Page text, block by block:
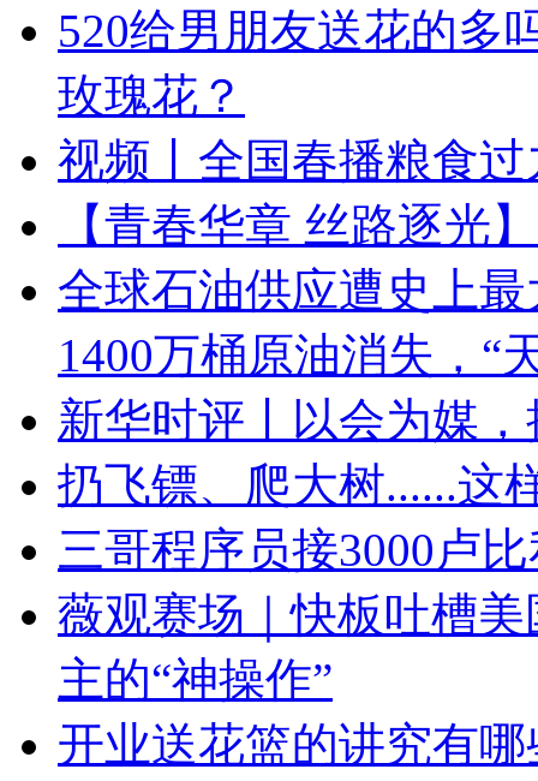
520给男朋友送花的多
玫瑰花？
视频丨全国春播粮食
【青春华章 丝路逐光
全球石油供应遭史上
1400万桶原油消失，“
新华时评丨以会为媒
扔飞镖、爬大树......这
三哥程序员接3000卢
薇观赛场｜快板吐槽
主的“神操作”
开业送花篮的讲究有哪